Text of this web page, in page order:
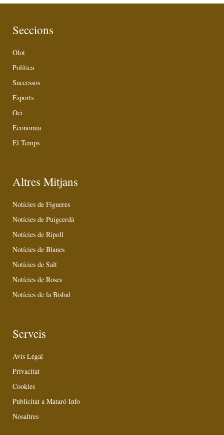
Seccions
Olot
Política
Successos
Esports
Oci
Economia
El Temps
Altres Mitjans
Notícies de Figueres
Notícies de Puigcerdà
Notícies de Ripoll
Notícies de Blanes
Notícies de Salt
Notícies de Roses
Notícies de la Bisbal
Serveis
Avís Legal
Privacitat
Cookies
Publicitat a Mataró Info
Nosaltres